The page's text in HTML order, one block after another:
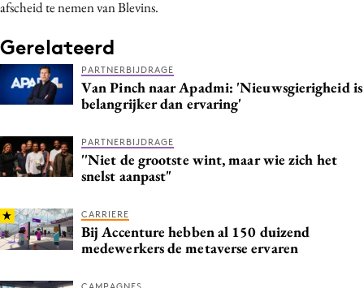
afscheid te nemen van Blevins.
Gerelateerd
PARTNERBIJDRAGE
Van Pinch naar Apadmi: 'Nieuwsgierigheid is
belangrijker dan ervaring'
PARTNERBIJDRAGE
''Niet de grootste wint, maar wie zich het
snelst aanpast"
CARRIERE
Bij Accenture hebben al 150 duizend
medewerkers de metaverse ervaren